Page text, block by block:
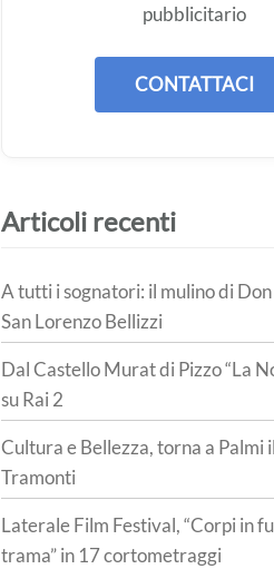
pubblicitario
CONTATTACI
Articoli recenti
A tutti i sognatori: il mulino di
San Lorenzo Bellizzi
Dal Castello Murat di Pizzo “La
su Rai 2
Cultura e Bellezza, torna a Palmi
Tramonti
Laterale Film Festival, “Corpi in
trama” in 17 cortometraggi